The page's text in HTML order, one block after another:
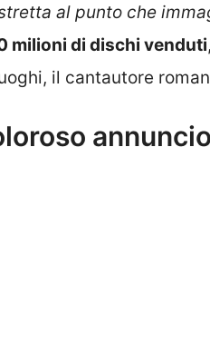
al punto che
milioni di dischi venduti
il cantautore
annuncio